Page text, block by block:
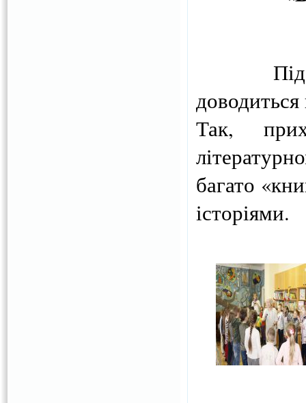
Під
доводиться
Так,
багато
історіями.